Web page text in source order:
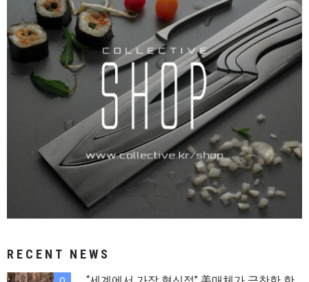
RECENT NEWS